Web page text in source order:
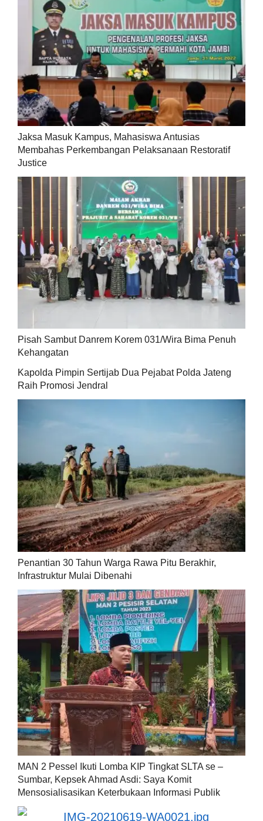
Jaksa Masuk Kampus, Mahasiswa Antusias
Membahas Perkembangan Pelaksanaan Restoratif
Justice
Pisah Sambut Danrem Korem 031/Wira Bima Penuh
Kehangatan
Kapolda Pimpin Sertijab Dua Pejabat Polda Jateng
Raih Promosi Jendral
Penantian 30 Tahun Warga Rawa Pitu Berakhir,
Infrastruktur Mulai Dibenahi
MAN 2 Pessel Ikuti Lomba KIP Tingkat SLTA se –
Sumbar, Kepsek Ahmad Asdi: Saya Komit
Mensosialisasikan Keterbukaan Informasi Publik